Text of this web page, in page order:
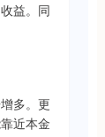
益。同
多。更
近本金